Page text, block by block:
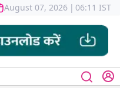
August 07, 2026 | 06:11 IST